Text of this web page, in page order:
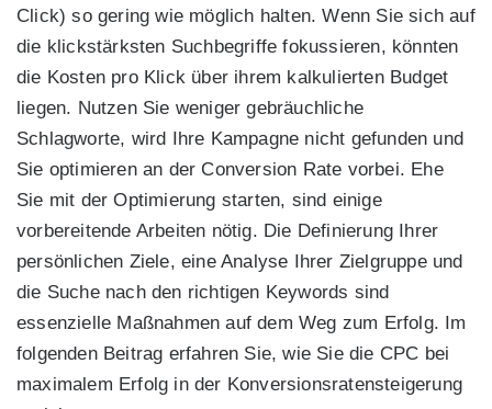
Click) so gering wie möglich halten. Wenn Sie sich auf
die klickstärksten Suchbegriffe fokussieren, könnten
die Kosten pro Klick über ihrem kalkulierten Budget
liegen. Nutzen Sie weniger gebräuchliche
Schlagworte, wird Ihre Kampagne nicht gefunden und
Sie optimieren an der Conversion Rate vorbei. Ehe
Sie mit der Optimierung starten, sind einige
vorbereitende Arbeiten nötig. Die Definierung Ihrer
persönlichen Ziele, eine Analyse Ihrer Zielgruppe und
die Suche nach den richtigen Keywords sind
essenzielle Maßnahmen auf dem Weg zum Erfolg. Im
folgenden Beitrag erfahren Sie, wie Sie die CPC bei
maximalem Erfolg in der Konversionsratensteigerung